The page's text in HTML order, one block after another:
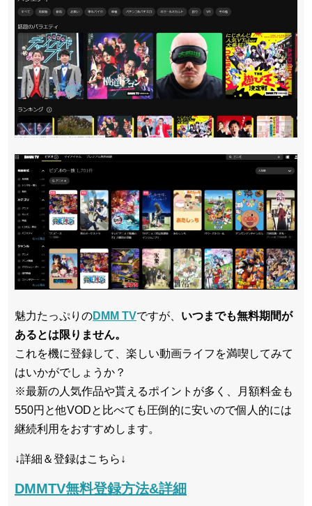
魅力たっぷりのDMM TVですが、 いつまでも無料期間が
あるとは限りません。
これを機に登録して、楽しい動画ライフを満喫してみて
はいかがでしょうか？
※最新の人気作品や貰えるポイントが多く、月額料金も
550円と他VODと比べても圧倒的に安いので個人的には
継続利用をおすすめします。
↓詳細＆登録はこちら↓
DMMTV無料登録方法&詳細